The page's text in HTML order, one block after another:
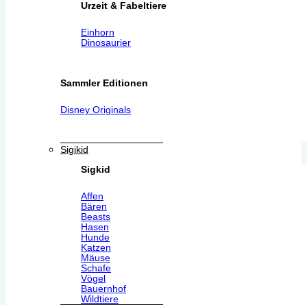
Urzeit & Fabeltiere
Einhorn
Dinosaurier
Sammler Editionen
Disney Originals
Sigikid
Sigkid
Affen
Bären
Beasts
Hasen
Hunde
Katzen
Mäuse
Schafe
Vögel
Bauernhof
Wildtiere